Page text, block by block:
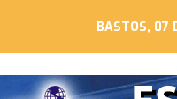
BASTOS, 07